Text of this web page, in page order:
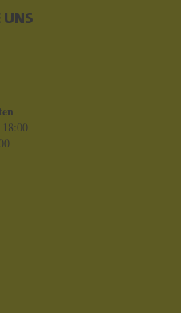
UNS